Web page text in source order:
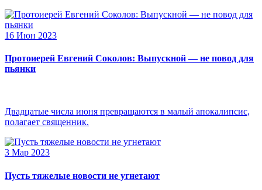
16 Июн 2023
Протоиерей Евгений Соколов: Выпускной — не повод для
пьянки
Двадцатые числа июня превращаются в малый апокалипсис,
полагает священник.
3 Мар 2023
Пусть тяжелые новости не угнетают